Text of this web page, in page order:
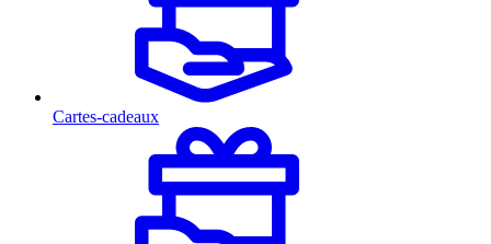
Cartes-cadeaux